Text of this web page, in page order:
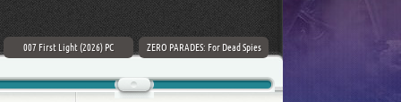
007 First Light (2026) PC
ZERO PARADES: For Dead Spies
Mount & Blade II: Bannerlord [v